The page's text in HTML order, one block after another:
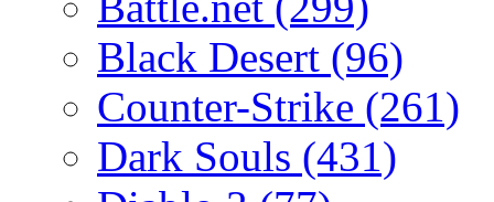
Black Desert (96)
Counter-Strike (261)
Dark Souls (431)